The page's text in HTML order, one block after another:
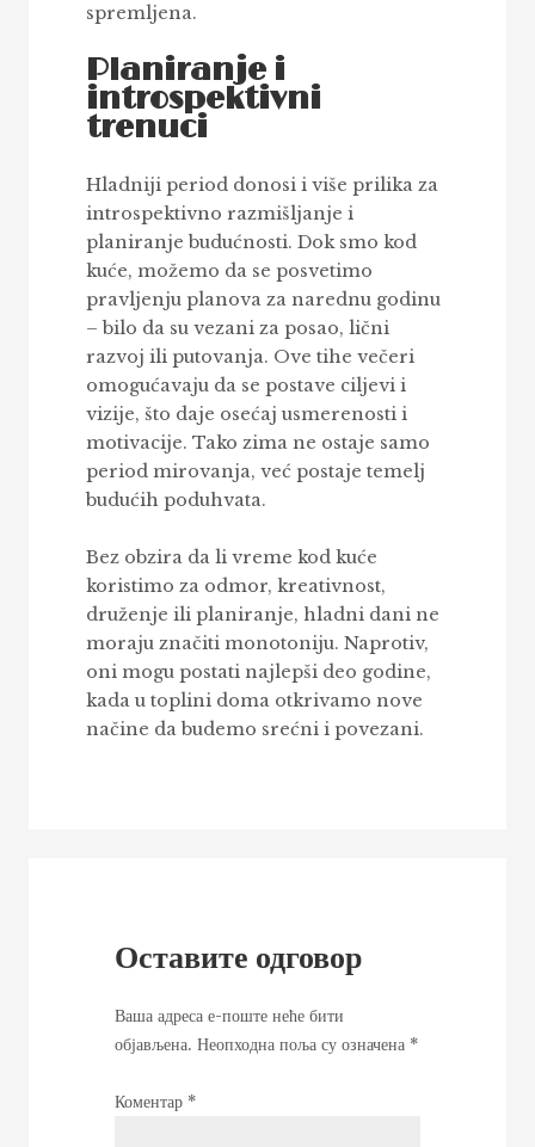
spremljena.
Planiranje i
introspektivni
trenuci
Hladniji period donosi i više prilika za
introspektivno razmišljanje i
planiranje budućnosti. Dok smo kod
kuće, možemo da se posvetimo
pravljenju planova za narednu godinu
– bilo da su vezani za posao, lični
razvoj ili putovanja. Ove tihe večeri
omogućavaju da se postave ciljevi i
vizije, što daje osećaj usmerenosti i
motivacije. Tako zima ne ostaje samo
period mirovanja, već postaje temelj
budućih poduhvata.
Bez obzira da li vreme kod kuće
koristimo za odmor, kreativnost,
druženje ili planiranje, hladni dani ne
moraju značiti monotoniju. Naprotiv,
oni mogu postati najlepši deo godine,
kada u toplini doma otkrivamo nove
načine da budemo srećni i povezani.
Оставите одговор
Ваша адреса е-поште неће бити
објављена. Неопходна поља су означена *
Коментар *